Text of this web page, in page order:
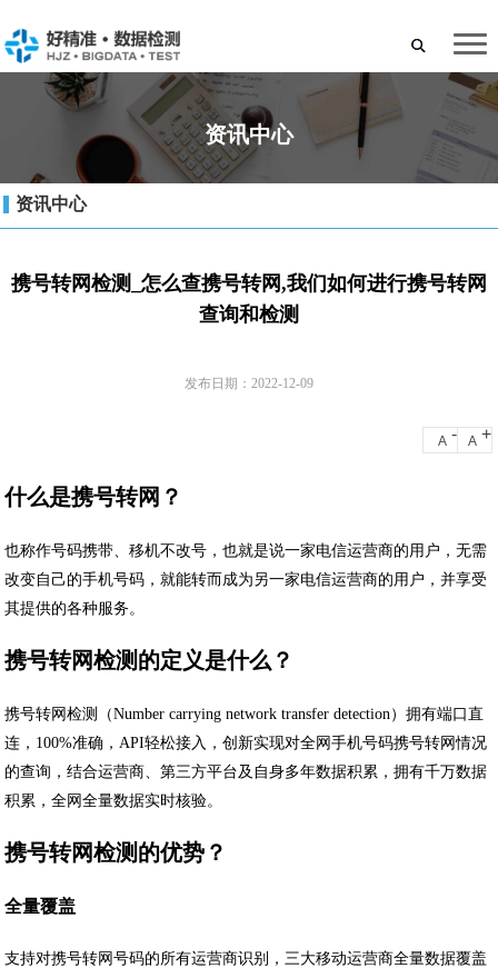
资讯中心
资讯中心
携号转网检测_怎么查携号转网,我们如何进行携号转网
查询和检测
发布日期：2022-12-09
A - A +
什么是携号转网？
也称作号码携带、移机不改号，也就是说一家电信运营商的用户，无需
改变自己的手机号码，就能转而成为另一家电信运营商的用户，并享受
其提供的各种服务。
携号转网检测的定义是什么？
携号转网检测（Number carrying network transfer detection）拥有端口直
连，100%准确，API轻松接入，创新实现对全网手机号码携号转网情况
的查询，结合运营商、第三方平台及自身多年数据积累，拥有千万数据
积累，全网全量数据实时核验。
携号转网检测的优势？
全量覆盖
支持对携号转网号码的所有运营商识别，三大移动运营商全量数据覆盖